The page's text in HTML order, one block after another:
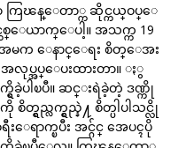
ာ ကြၽန္ေတာ္က ဆိုင္ကယ္ဝပ္ေ
စ္ေယာက္ေပါ့။ အသက္က 19
မက ေနာင္ေရး စိတ္ေအး
အလုပ္အပ္ေပးထားတာ။ ႏွ
ခဲ့ပါၿပီ။ ဆင္းရဲခဲ့တဲ့ ဒဏ္ကို
တ္ရွည္လက္ရွည္နဲ႔ စိတ္ပါပါသင္လို
က္ၿပီး အင္ဂ်င္ အေပၚပို